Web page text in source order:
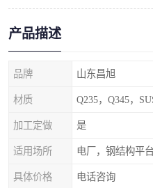
产品描述
品牌 山东昌旭
材质 Q235，Q345，
加工定做 是
适用场所
具体价格 电话咨询